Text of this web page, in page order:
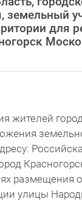
земельный
для
размещения
улицы